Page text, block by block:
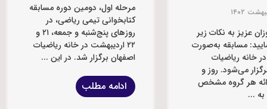
عزیز به نکات زیر
مسابقه به‌صورت
خانه ریاضیات
می‌شود. روز و
هر گروه مشخص
...
مرحله اول، دومین دوره مسابقه
کتابخوانی تیمی ریاضی، در
روزهای پنج‌شنبه و جمعه، ۲۱ و
۲۲ اردیبهشت در خانه ریاضیات
اصفهان برگزار شد. در این ...
ادامه مطلب